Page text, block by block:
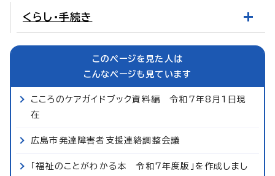
くらし・手続き
このページを見た人は
こんなページも見ています
こころのケアガイドブック資料編 令和7年8月1日現
在
広島市発達障害者支援連絡調整会議
「福祉のことがわかる本 令和7年度版」を作成しまし